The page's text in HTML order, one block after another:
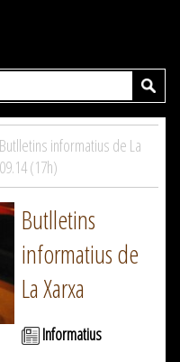
Butlletins informatius de La
(17h)
Butlletins
informatius de
La Xarxa
Informatius